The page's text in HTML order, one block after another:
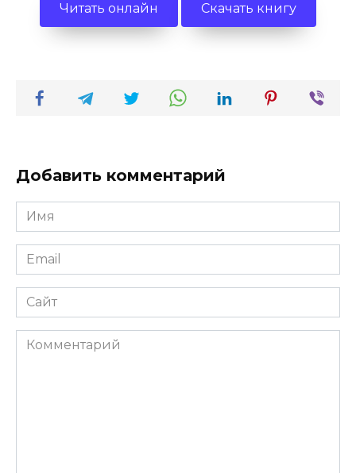
Читать онлайн Скачать книгу
Добавить комментарий
Имя
*
Email
*
Сайт
Комментарий